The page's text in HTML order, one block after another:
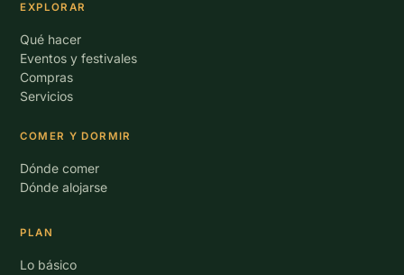
EXPLORAR
Qué hacer
Eventos y festivales
Compras
Servicios
COMER Y DORMIR
Dónde comer
Dónde alojarse
PLAN
Lo básico